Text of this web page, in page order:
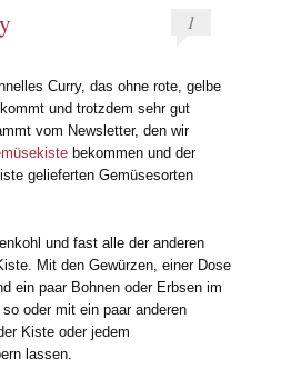
1
Curry, das ohne rote, gelbe
und trotzdem sehr gut
vom Newsletter, den wir
bekommen und der
gelieferten Gemüsesorten
und fast alle der anderen
Mit den Gewürzen, einer Dose
ein paar Bohnen oder Erbsen im
oder mit ein paar anderen
Kiste oder jedem
lassen.